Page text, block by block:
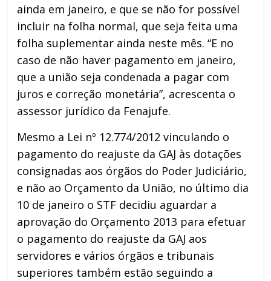
ainda em janeiro, e que se não for possível
incluir na folha normal, que seja feita uma
folha suplementar ainda neste mês. “E no
caso de não haver pagamento em janeiro,
que a união seja condenada a pagar com
juros e correção monetária”, acrescenta o
assessor jurídico da Fenajufe.
Mesmo a Lei nº 12.774/2012 vinculando o
pagamento do reajuste da GAJ às dotações
consignadas aos órgãos do Poder Judiciário,
e não ao Orçamento da União, no último dia
10 de janeiro o STF decidiu aguardar a
aprovação do Orçamento 2013 para efetuar
o pagamento do reajuste da GAJ aos
servidores e vários órgãos e tribunais
superiores também estão seguindo a